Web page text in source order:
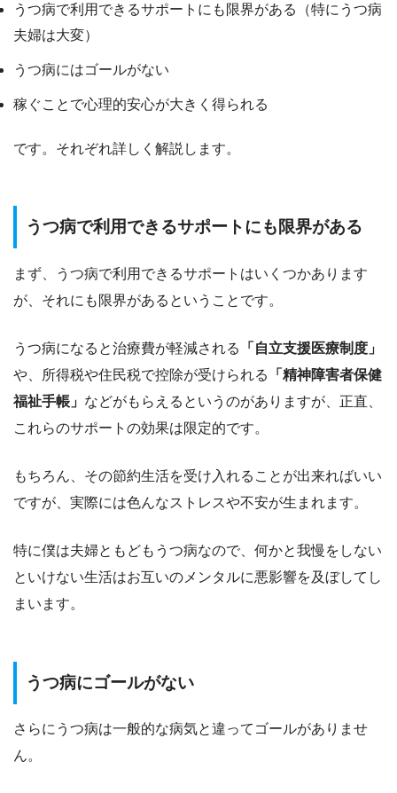
うつ病で利用できるサポートにも限界がある（特にうつ病
夫婦は大変）
うつ病にはゴールがない
稼ぐことで心理的安心が大きく得られる
です。それぞれ詳しく解説します。
うつ病で利用できるサポートにも限界がある
まず、うつ病で利用できるサポートはいくつかあります
が、それにも限界があるということです。
うつ病になると治療費が軽減される
「自立支援医療制度」
や、所得税や住民税で控除が受けられる
「精神障害者保健
福祉手帳」 などがもらえるというのがありますが、 正直、
これらのサポートの効果は限定的です。
もちろん、その節約生活を受け入れることが出来ればいい
ですが、 実際には色んなストレスや不安が生まれます。
特に僕は夫婦ともどもうつ病なので、何かと我慢をしない
といけない生活はお互いのメンタルに悪影響を及ぼしてし
まいます。
うつ病にゴールがない
さらにうつ病は一般的な病気と違ってゴールがありませ
ん。